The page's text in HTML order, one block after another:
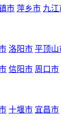
市 萍乡市 九江
洛阳市 平顶山
信阳市 周口市
十堰市 宜昌市